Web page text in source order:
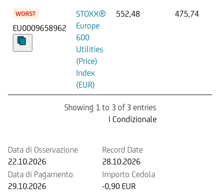
EU0009658962
STOXX®
Europe
600
Utilities
(Price)
Index
(EUR)
552,48 475,74
Showing 1 to 3 of 3 entries
| Condizionale
Data di Osservazione
22.10.2026
Record Date
28.10.2026
Data di Pagamento
29.10.2026
Importo Cedola
-0,90 EUR